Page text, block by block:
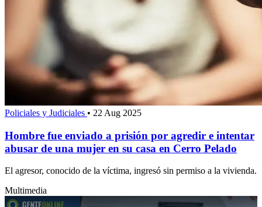
Policiales y Judiciales • 22 Aug 2025
Hombre fue enviado a prisión por agredir e intentar
abusar de una mujer en su casa en Cerro Pelado
El agresor, conocido de la víctima, ingresó sin permiso a la vivienda.
Multimedia